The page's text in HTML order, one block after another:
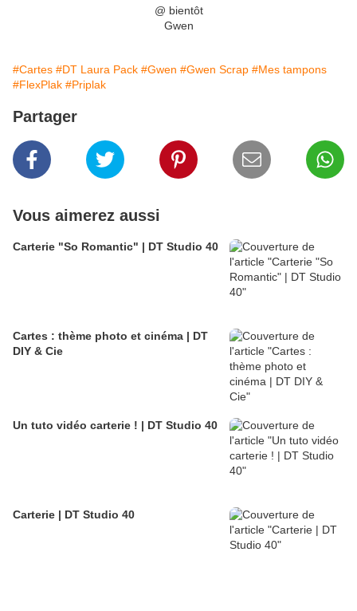
@ bientôt
Gwen
#Cartes #DT Laura Pack #Gwen #Gwen Scrap #Mes tampons
#FlexPlak #Priplak
Partager
Vous aimerez aussi
Carterie "So Romantic" | DT Studio 40
Cartes : thème photo et cinéma | DT
DIY & Cie
Un tuto vidéo carterie ! | DT Studio 40
Carterie | DT Studio 40